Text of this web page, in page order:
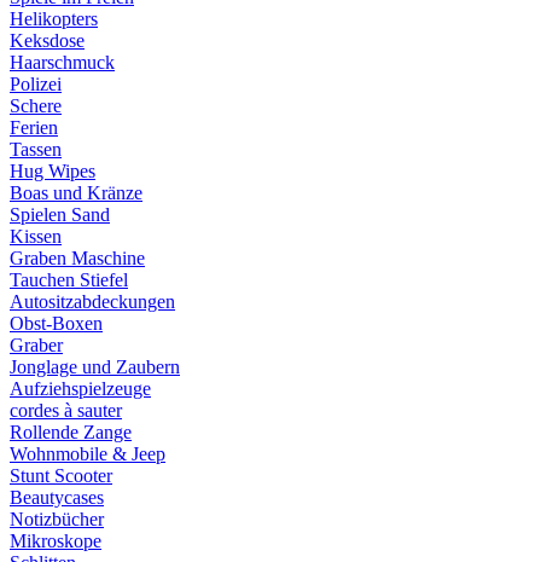
Helikopters
Keksdose
Haarschmuck
Polizei
Schere
Ferien
Tassen
Hug Wipes
Boas und Kränze
Spielen Sand
Kissen
Graben Maschine
Tauchen Stiefel
Autositzabdeckungen
Obst-Boxen
Graber
Jonglage und Zaubern
Aufziehspielzeuge
cordes à sauter
Rollende Zange
Wohnmobile & Jeep
Stunt Scooter
Beautycases
Notizbücher
Mikroskope